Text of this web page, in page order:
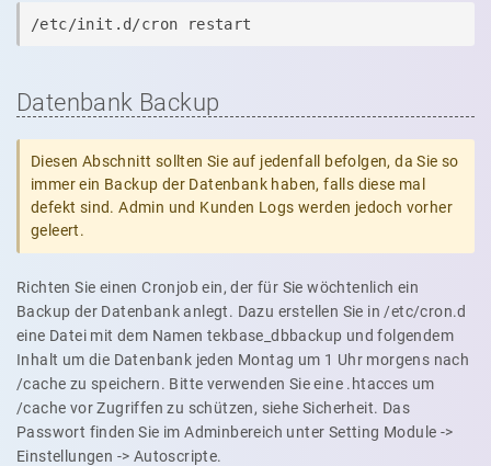
/etc/init.d/cron restart
Datenbank Backup
Diesen Abschnitt sollten Sie auf jedenfall befolgen, da Sie so
immer ein Backup der Datenbank haben, falls diese mal
defekt sind. Admin und Kunden Logs werden jedoch vorher
geleert.
Richten Sie einen Cronjob ein, der für Sie wöchtenlich ein
Backup der Datenbank anlegt. Dazu erstellen Sie in /etc/cron.d
eine Datei mit dem Namen tekbase_dbbackup und folgendem
Inhalt um die Datenbank jeden Montag um 1 Uhr morgens nach
/cache zu speichern. Bitte verwenden Sie eine .htacces um
/cache vor Zugriffen zu schützen, siehe Sicherheit. Das
Passwort finden Sie im Adminbereich unter Setting Module ->
Einstellungen -> Autoscripte.